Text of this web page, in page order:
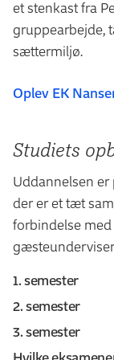
derfor opleve, at
viden, når du
EK's
BEYOND11
Mikkeller
DK Company
Berlingske
InboundCPH
Umage
et stenkast fra
gruppe­arbejde,
sætter­miljø.
Oplev EK
Studiets
Uddannelsen er
der er et tæt
forbindelse
1. semester
med et
2. semester
På 2. semester
3. semester